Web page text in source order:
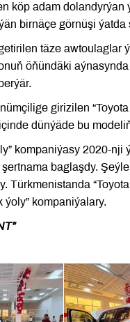
köp adam
birnäçe görnüşi ýatda
täze awtoulaglar
öňündäki
girizilen
dünýäde bu
kompaniýasy 2020-
baglaşdy.
Türkmenistanda
ýoly” kompaniýalary.